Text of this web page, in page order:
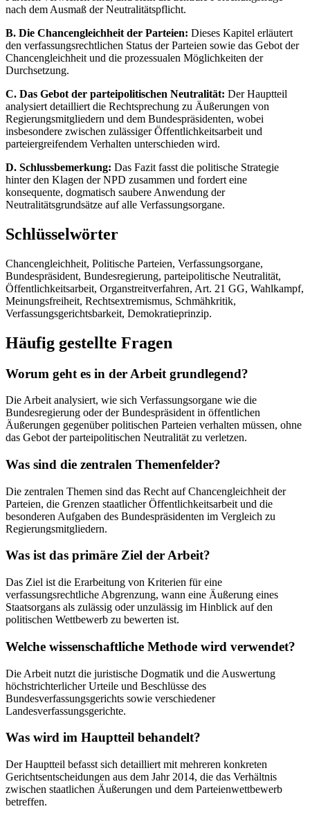
nach dem Ausmaß der Neutralitätspflicht.
B. Die Chancengleichheit der Parteien: Dieses Kapitel erläutert
den verfassungsrechtlichen Status der Parteien sowie das Gebot der
Chancengleichheit und die prozessualen Möglichkeiten der
Durchsetzung.
C. Das Gebot der parteipolitischen Neutralität: Der Hauptteil
analysiert detailliert die Rechtsprechung zu Äußerungen von
Regierungsmitgliedern und dem Bundespräsidenten, wobei
insbesondere zwischen zulässiger Öffentlichkeitsarbeit und
parteiergreifendem Verhalten unterschieden wird.
D. Schlussbemerkung: Das Fazit fasst die politische Strategie
hinter den Klagen der NPD zusammen und fordert eine
konsequente, dogmatisch saubere Anwendung der
Neutralitätsgrundsätze auf alle Verfassungsorgane.
Schlüsselwörter
Chancengleichheit, Politische Parteien, Verfassungsorgane,
Bundespräsident, Bundesregierung, parteipolitische Neutralität,
Öffentlichkeitsarbeit, Organstreitverfahren, Art. 21 GG, Wahlkampf,
Meinungsfreiheit, Rechtsextremismus, Schmähkritik,
Verfassungsgerichtsbarkeit, Demokratieprinzip.
Häufig gestellte Fragen
Worum geht es in der Arbeit grundlegend?
Die Arbeit analysiert, wie sich Verfassungsorgane wie die
Bundesregierung oder der Bundespräsident in öffentlichen
Äußerungen gegenüber politischen Parteien verhalten müssen, ohne
das Gebot der parteipolitischen Neutralität zu verletzen.
Was sind die zentralen Themenfelder?
Die zentralen Themen sind das Recht auf Chancengleichheit der
Parteien, die Grenzen staatlicher Öffentlichkeitsarbeit und die
besonderen Aufgaben des Bundespräsidenten im Vergleich zu
Regierungsmitgliedern.
Was ist das primäre Ziel der Arbeit?
Das Ziel ist die Erarbeitung von Kriterien für eine
verfassungsrechtliche Abgrenzung, wann eine Äußerung eines
Staatsorgans als zulässig oder unzulässig im Hinblick auf den
politischen Wettbewerb zu bewerten ist.
Welche wissenschaftliche Methode wird verwendet?
Die Arbeit nutzt die juristische Dogmatik und die Auswertung
höchstrichterlicher Urteile und Beschlüsse des
Bundesverfassungsgerichts sowie verschiedener
Landesverfassungsgerichte.
Was wird im Hauptteil behandelt?
Der Hauptteil befasst sich detailliert mit mehreren konkreten
Gerichtsentscheidungen aus dem Jahr 2014, die das Verhältnis
zwischen staatlichen Äußerungen und dem Parteienwettbewerb
betreffen.